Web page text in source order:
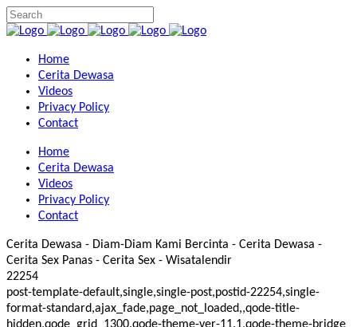
Home
Cerita Dewasa
Videos
Privacy Policy
Contact
Home
Cerita Dewasa
Videos
Privacy Policy
Contact
Cerita Dewasa - Diam-Diam Kami Bercinta - Cerita Dewasa -
Cerita Sex Panas - Cerita Sex - Wisatalendir
22254
post-template-default,single,single-post,postid-22254,single-
format-standard,ajax_fade,page_not_loaded,,qode-title-